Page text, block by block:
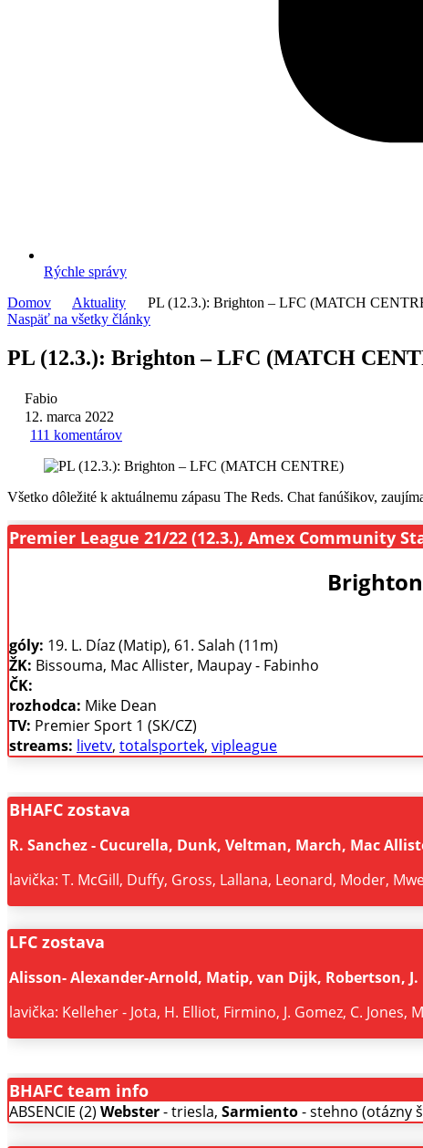
Rýchle správy
Domov
Aktuality
PL (12.3.): Brighton – LFC (MATCH
Naspäť na všetky články
PL (12.3.): Brighton – LFC (MATCH
Fabio
12. marca 2022
111 komentárov
Všetko dôležité k aktuálnemu zápasu The Reds. Chat fanúšikov,
Premier League 21/22 (12.3.), Amex Community
Brighton
góly: 19. L. Díaz (Matip), 61. Salah (11m)
ŽK: Bissouma, Mac Allister, Maupay - Fabinho
ČK:
rozhodca: Mike Dean
TV: Premier Sport 1 (SK/CZ)
streams: livetv, totalsportek, vipleague
BHAFC zostava
R. Sanchez - Cucurella, Dunk, Veltman, March, Mac
lavička: T. McGill, Duffy, Gross, Lallana, Leonard, Moder,
LFC zostava
Alisson- Alexander-Arnold, Matip, van Dijk, Robertson,
lavička: Kelleher - Jota, H. Elliot, Firmino, J. Gomez, C. Jones,
BHAFC team info
ABSENCIE (2) Webster- triesla, Sarmiento- stehno (otázny